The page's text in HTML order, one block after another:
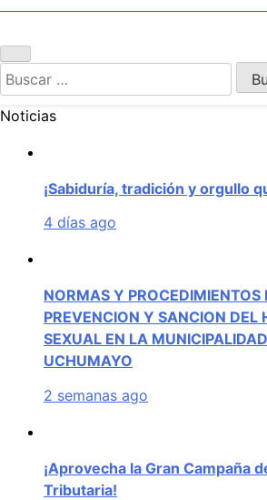
Buscar:
Noticias
¡Sabiduría, tradición y orgullo
4 días ago
NORMAS Y PROCEDIMIENTOS
PREVENCION Y SANCION DEL
SEXUAL EN LA
UCHUMAYO
2 semanas ago
¡Aprovecha la Gran Campaña
Tributaria!